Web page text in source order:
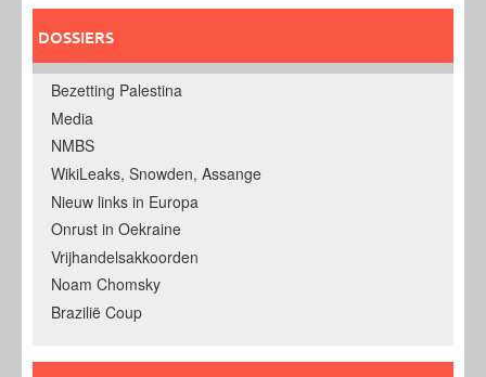
DOSSIERS
Bezetting Palestina
Media
NMBS
WikiLeaks, Snowden, Assange
Nieuw links in Europa
Onrust in Oekraine
Vrijhandelsakkoorden
Noam Chomsky
Brazilië Coup